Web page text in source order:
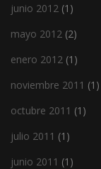
junio 2012 (1)
mayo 2012 (2)
enero 2012 (1)
noviembre 2011 (1)
octubre 2011 (1)
julio 2011 (1)
junio 2011 (1)